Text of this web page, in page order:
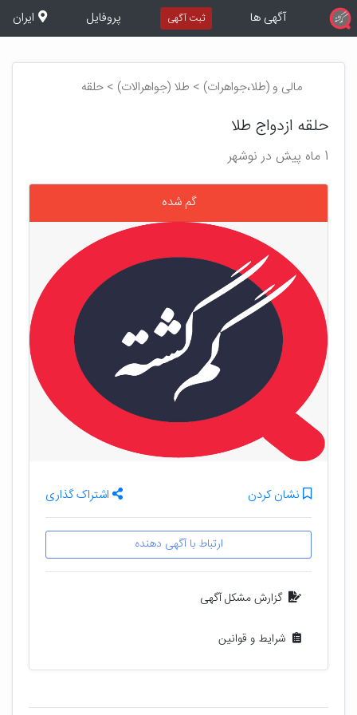
آگهی ها ثبت آگهی پروفایل ایران
مالی و (طلا،جواهرات) > طلا (جواهرالات) > حلقه
حلقه ازدواج طلا
1 ماه پیش در نوشهر
گم شده
نشان کردن اشتراک گذاری
ارتباط با آگهی دهنده
گزارش مشکل آگهی
شرایط و قوانین